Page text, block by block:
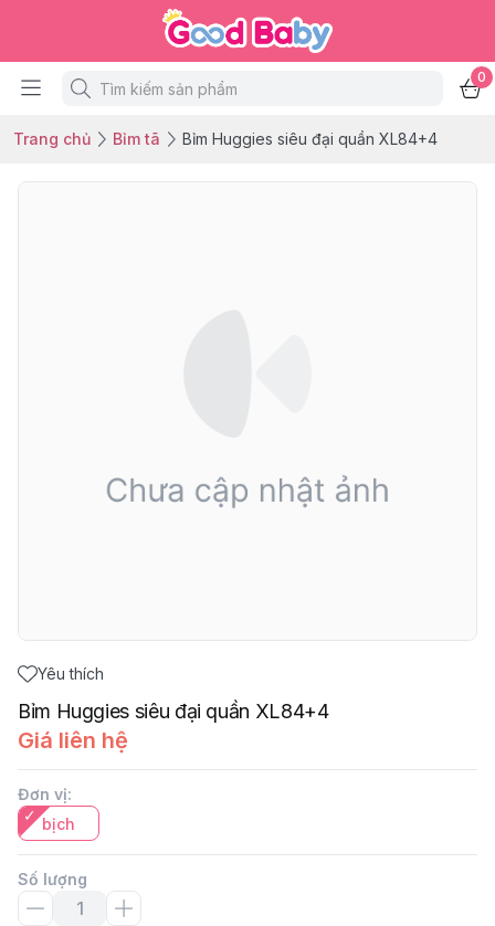
0
Trang chủ Bỉm tã Bỉm Huggies siêu đại quần XL84+4
Yêu thích
Bỉm Huggies siêu đại quần XL84+4
Giá liên hệ
Đơn vị:
bịch
Số lượng